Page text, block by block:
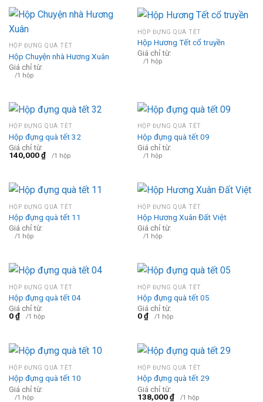
HỘP ĐỰNG QUÀ TẾT
Hộp Chuyện nhà Hương Xuân
Giá chỉ từ:
/1 hộp
HỘP ĐỰNG QUÀ TẾT
Hộp Hương Tết cổ truyền
Giá chỉ từ:
/1 hộp
HỘP ĐỰNG QUÀ TẾT
Hộp đựng quà tết 32
Giá chỉ từ:
140,000₫ /1 hộp
HỘP ĐỰNG QUÀ TẾT
Hộp đựng quà tết 09
Giá chỉ từ:
/1 hộp
HỘP ĐỰNG QUÀ TẾT
Hộp đựng quà tết 11
Giá chỉ từ:
/1 hộp
HỘP ĐỰNG QUÀ TẾT
Hộp Hương Xuân Đất Việt
Giá chỉ từ:
/1 hộp
HỘP ĐỰNG QUÀ TẾT
Hộp đựng quà tết 04
Giá chỉ từ:
0₫ /1 hộp
HỘP ĐỰNG QUÀ TẾT
Hộp đựng quà tết 05
Giá chỉ từ:
0₫ /1 hộp
HỘP ĐỰNG QUÀ TẾT
Hộp đựng quà tết 10
Giá chỉ từ:
/1 hộp
HỘP ĐỰNG QUÀ TẾT
Hộp đựng quà tết 29
Giá chỉ từ:
138,000₫ /1 hộp